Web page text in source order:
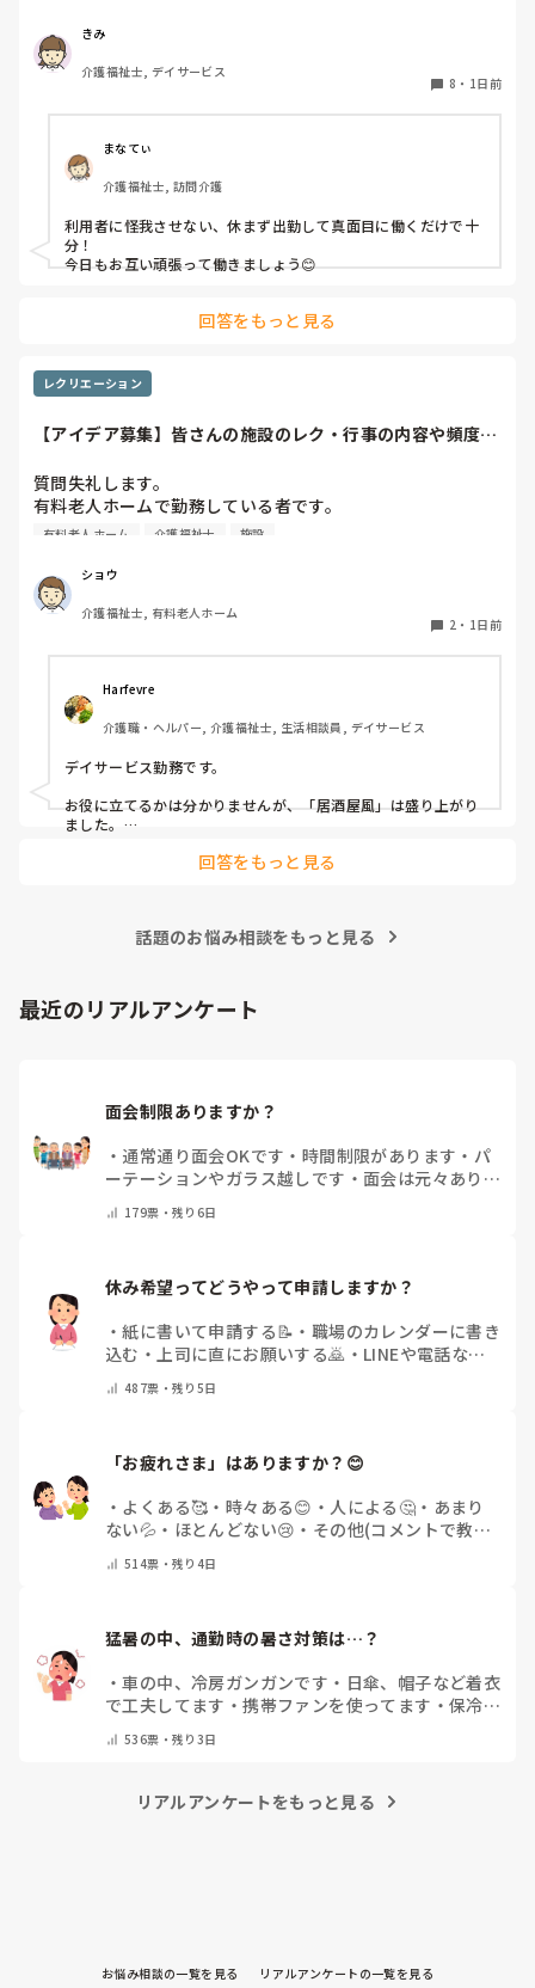
介助で言えば、要領よく動けたりと。
今の私を振り返ってみたら…何も持っていないことが虚しく
利用者からは「素直に話聞いてくれる」・「言いやすい・頼
みやすい」
って言われます。
職員から見ての私は？って考えたら答えられる自信がないで
す…
きみ
介護福祉士, デイサービス
8 ・ 1日前
まなてぃ
介護福祉士, 訪問介護
利用者に怪我させない、休まず出勤して真面目に働くだけで十
分！
今日もお互い頑張って働きましょう😊
回答をもっと見る
レクリエーション
【アイデア募集】皆さんの施設のレク・行事の内容や頻度を
質問失礼します。
有料老人ホームで勤務している者です。
のくらいの頻度で行っているのか参考にさせていただきたく
質問いたしました。
うちの施設では現在、以下のような取り組みを行っていま
毎月：「カフェ」と称して少し豪華なおやつとコーヒー・緑
茶等の提供、カレンダー作り
隔月： ランチのテイクアウトイベント
その他： 季節ごとの定期的な行事(運動会や七夕など)
きたなと感じており、新しく喜ばれるようなアイデアを探し
イベントをしている」「年〇回、こんな大型行事がある」
と嬉しいです。
有料老人ホーム 介護福祉士 施設
ショウ
介護福祉士, 有料老人ホーム
2 ・ 1日前
Harfevre
介護職・ヘルパー, 介護福祉士, 生活相談員, デイサービス
デイサービス勤務です。
お役に立てるかは分かりませんが、「居酒屋風」は盛り上がり
ました。
回答をもっと見る
話題のお悩み相談をもっと見る
最近のリアルアンケート
面会制限ありますか？
・ 通常通り面会OKです ・ 時間制限があります ・ パ
ーテーションやガラス越しです ・ 面会は元々ありま
179票・残り6日
休み希望ってどうやって申請しますか？
・紙に書いて申請する📝 ・ 職場のカレンダーに書き
込む ・ 上司に直にお願いする🙇 ・ LINEや電話など
487票・残り5日
「お疲れさま」はありますか？😊
・ よくある🥰 ・ 時々ある😊 ・ 人による🤔 ・ あまり
ない💦 ・ ほとんどない😢 ・ その他(コメントで教え
514票・残り4日
猛暑の中、通勤時の暑さ対策は…？
・車の中、冷房ガンガンです ・ 日傘、帽子など着衣
で工夫してます ・携帯ファンを使ってます ・ 保冷剤
ん ・その他（コメントで教えて下さい）
536票・残り3日
リアルアンケートをもっと見る
お悩み相談の一覧を見る リアルアンケートの一覧を見る